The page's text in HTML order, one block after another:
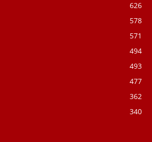
626
578
571
494
493
477
362
340